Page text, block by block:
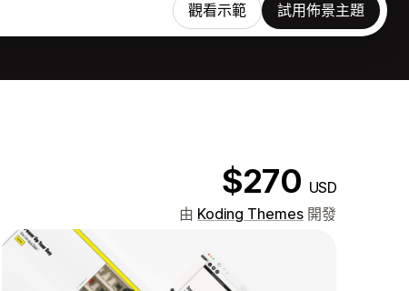
觀看示範 試用佈景主題
$270 USD
由 Koding Themes 開發